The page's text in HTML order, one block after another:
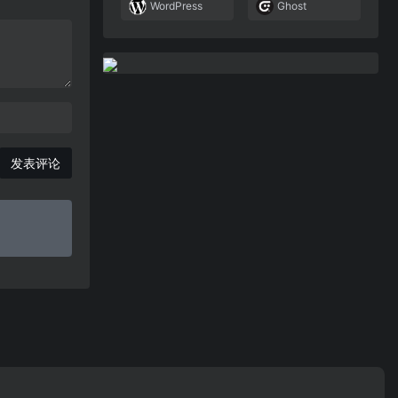
发表评论
WordPress Ghost